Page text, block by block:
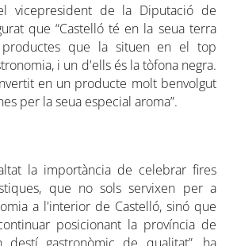
vicepresident de la Diputació de
que “Castelló té en la seua terra
que la situen en el top
i un d'ells és la tòfona negra.
en un producte molt benvolgut
per la seua especial aroma”.
la importància de celebrar fires
que no sols servixen per a
a l'interior de Castelló, sinó que
posicionant la província de